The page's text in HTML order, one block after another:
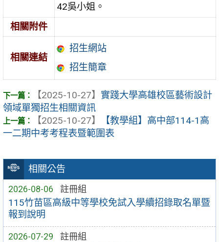
相關公告
2026-08-06 註冊組
115竹苗區高級中等學校免試入學續招錄取名單暨
報到說明
2026-07-29 註冊組
42吳小姐。
相關附件
相關連結
招生網站
招生簡章
【2025-10-27】 實踐大學高雄校區藝術設計
領域單獨招生相關資訊
【2025-10-27】
【教學組】高中部114-1高
一二期中考考程表暨範圍表